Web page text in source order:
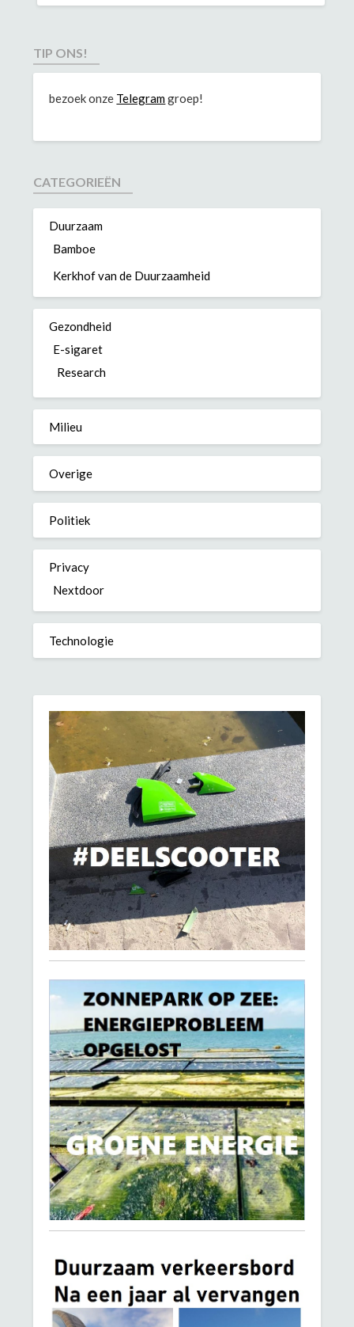
TIP ONS!
bezoek onze Telegramgroep!
CATEGORIEËN
Duurzaam
Bamboe
Kerkhof van de Duurzaamheid
Gezondheid
E-sigaret
Research
Milieu
Overige
Politiek
Privacy
Nextdoor
Technologie